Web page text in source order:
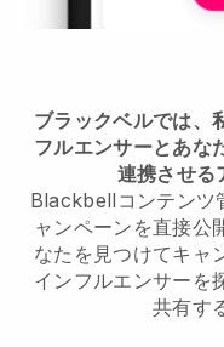
ブラックベルでは、
フルエンサーとあな
連携させる
Blackbellコンテンツ
ャンペーンを直接公
なたを見つけてキャ
インフルエンサーを
共有す